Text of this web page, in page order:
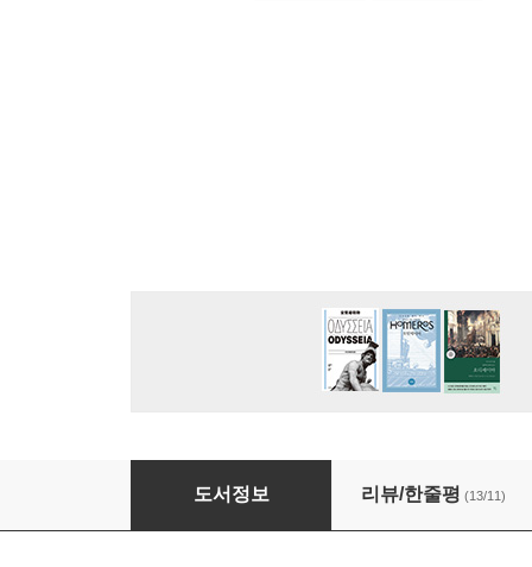
(북클럽 『자본』 시리즈-01) 다시 자본을 읽자
도서정보 리뷰/한줄평 (13/11)